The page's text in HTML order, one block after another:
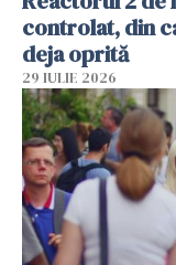
controlat, din
deja oprită
29 IULIE 2026